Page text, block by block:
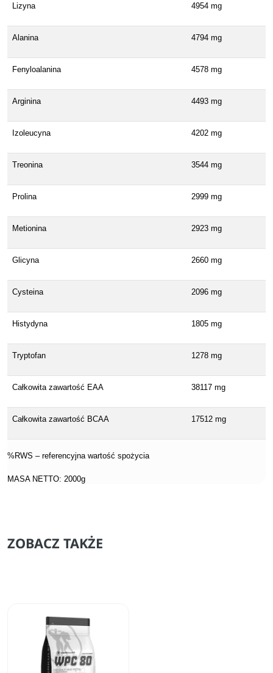
Lizyna 4954 mg
Alanina 4794 mg
Fenyloalanina 4578 mg
Arginina 4493 mg
Izoleucyna 4202 mg
Treonina 3544 mg
Prolina 2999 mg
Metionina 2923 mg
Glicyna 2660 mg
Cysteina 2096 mg
Histydyna 1805 mg
Tryptofan 1278 mg
Całkowita zawartość EAA 38117 mg
Całkowita zawartość BCAA 17512 mg
%RWS – referencyjna wartość spożycia
MASA NETTO: 2000g
ZOBACZ TAKŻE